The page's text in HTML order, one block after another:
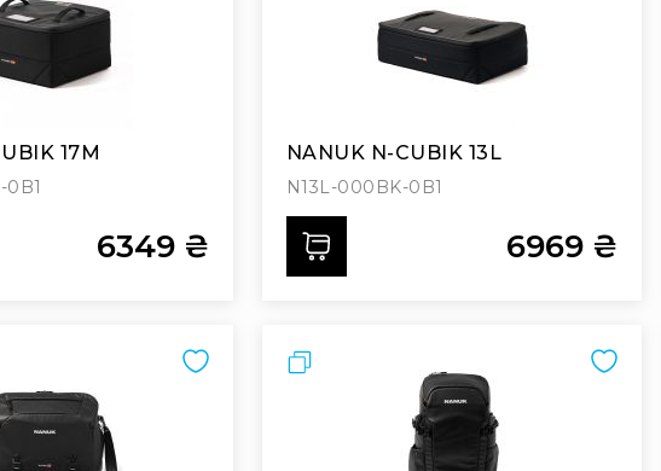
17M
6349 ₴
NANUK N-CUBIK 13L
N13L-000BK-0B1
6969 ₴
Порівняти